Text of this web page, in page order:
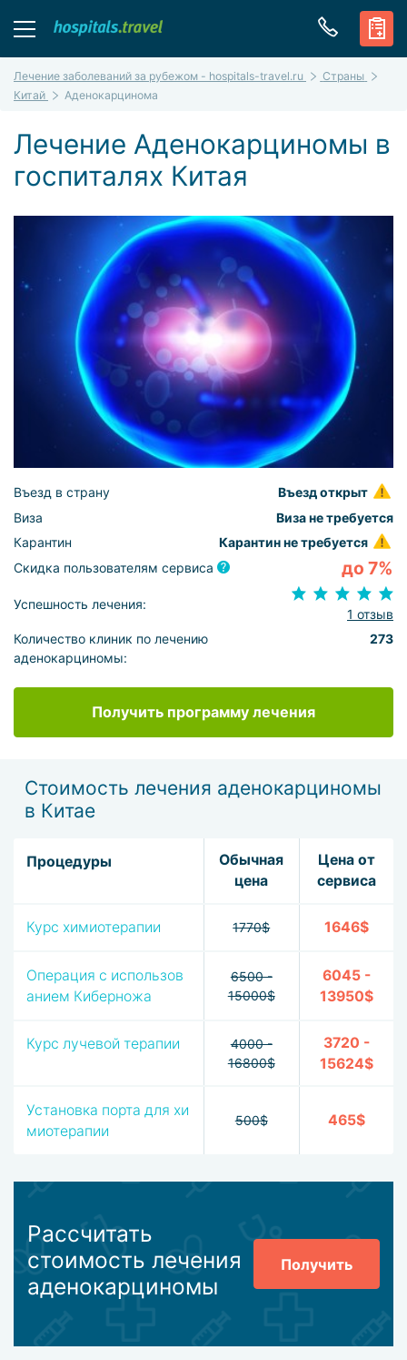
Лечение заболеваний за рубежом - hospitals-travel.ru
Страны
Китай
Аденокарцинома
Лечение Аденокарциномы в
госпиталях Китая
Въезд в страну
Въезд открыт
Виза
Виза не требуется
Карантин
Карантин не требуется
Скидка пользователям сервиса
до 7%
Успешность лечения:
1 отзыв
Количество клиник по лечению
аденокарциномы:
273
Получить программу лечения
Стоимость лечения аденокарциномы
в Китае
Процедуры
Обычная
цена
Цена от
сервиса
Курс химиотерапии 1770$ 1646$
Операция с использов
анием Киберножа
6500 -
15000$
6045 -
13950$
Курс лучевой терапии
4000 -
16800$
3720 -
15624$
Установка порта для хи
миотерапии
500$ 465$
Рассчитать
стоимость лечения
аденокарциномы
Получить